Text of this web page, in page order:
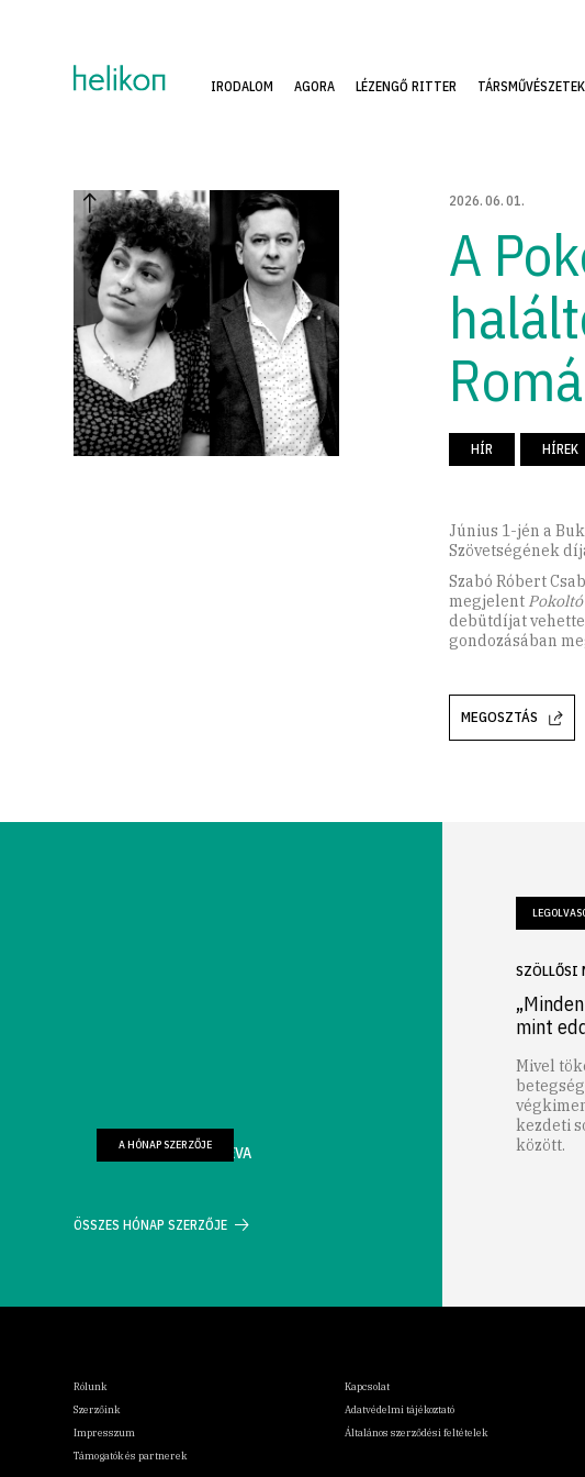
IRODALOM AGORA LÉZENGŐ RITTER TÁRSMŰVÉSZETEK
2026.06.01.
A
HÍR HÍREK
Június 1-jén a
Szövetségének
Szabó Róbert
megjelent Pokoltó
debütdíjat
gondozásában
MEGOSZTÁS
FARKAS WELLMANN ÉVA
A HÓNAP SZERZŐJE
ÖSSZES HÓNAP SZERZŐJE
SZÖLLŐSI
mint
Mivel
kezdeti
között.
Rólunk
Szerzőink
Impresszum
Támogatók és partnerek
Kapcsolat
Adatvédelmi tájékoztató
Általános szerződési feltételek